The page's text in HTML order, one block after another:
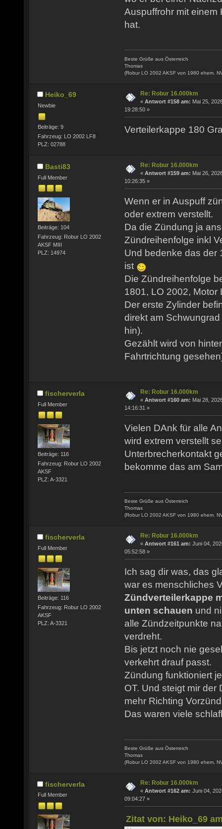
Auspuffrohr mit
hat.
Beste Grüße aus Österreich
Thomas
(Robur LO 2002 AKSF von 1980 ehem.
Heiko_69
Newbie
Beiträge: 9
Fahrzeug: LO 2002 LF8
PLZ: 02788
Re: Robur 16.000km
« Antwort #158 am: Mai 25,
19:28:50 »
Verteilerkappe 180
Basti83
Full Member
Beiträge: 104
Fahrzeug: Robur LO 2002
AKSF MIII
PLZ: 14974
Re: Robur 16.000km
« Antwort #159 am: Mai 26,
10:26:35 »
Wenn er in Auspuff
oder extrem verstellt.
Da die Zündung ja
Zündreihenfolge inkl
Und bedenke das der
ist
Die Zündreihenfolge
1801, LO 2002, Motor
Der erste Zylinder
direkt am
hin).
Gezählt wird von
Fahrtrichtung
fischerverla
Full Member
Beiträge: 116
Fahrzeug: Robur LO 2002
AKSF
PLZ: A-3321
Re: Robur 16.000km
« Antwort #160 am: Mai 28,
14:16:31 »
Vielen DAnk für alle
wird extrem verstellt
Unterbrecherkontakt
bekomme das am
Beste Grüße aus Österreich
Thomas
(Robur LO 2002 AKSF von 1980 ehem.
fischerverla
Full Member
Beiträge: 116
Fahrzeug: Robur LO 2002
AKSF
PLZ: A-3321
Re: Robur 16.000km
« Antwort #161 am: Juni 04,
05:52:58 »
Ich sag dir was, das
war es menschliches
Zündverteilerkappe
unten schauen und
alle Zündzeitpunkte
verdreht.
Bis jetzt noch nie
verkehrt drauf passt.
Zündung funktioniert
OT. Und steigt mir der
mehr Richting
Das waren viele
Beste Grüße aus Österreich
Thomas
(Robur LO 2002 AKSF von 1980 ehem.
fischerverla
Full Member
Re: Robur 16.000km
« Antwort #162 am: Juni 04,
09:04:27 »
Zitat von: Heiko_69